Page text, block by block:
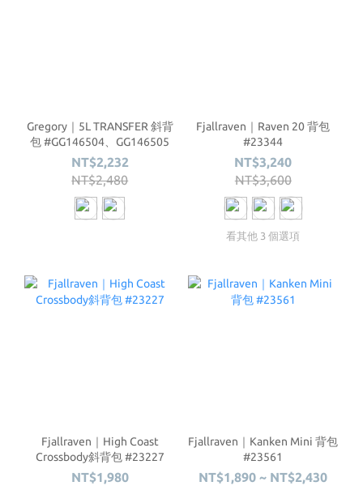
Gregory｜5L TRANSFER 斜背
包 #GG146504、GG146505
NT$2,232
NT$2,480
Fjallraven｜Raven 20 背包
#23344
NT$3,240
NT$3,600
看其他 3 個選項
Fjallraven｜High Coast
Crossbody斜背包 #23227
NT$1,980
Fjallraven｜Kanken Mini 背包
#23561
NT$1,890 ~ NT$2,430